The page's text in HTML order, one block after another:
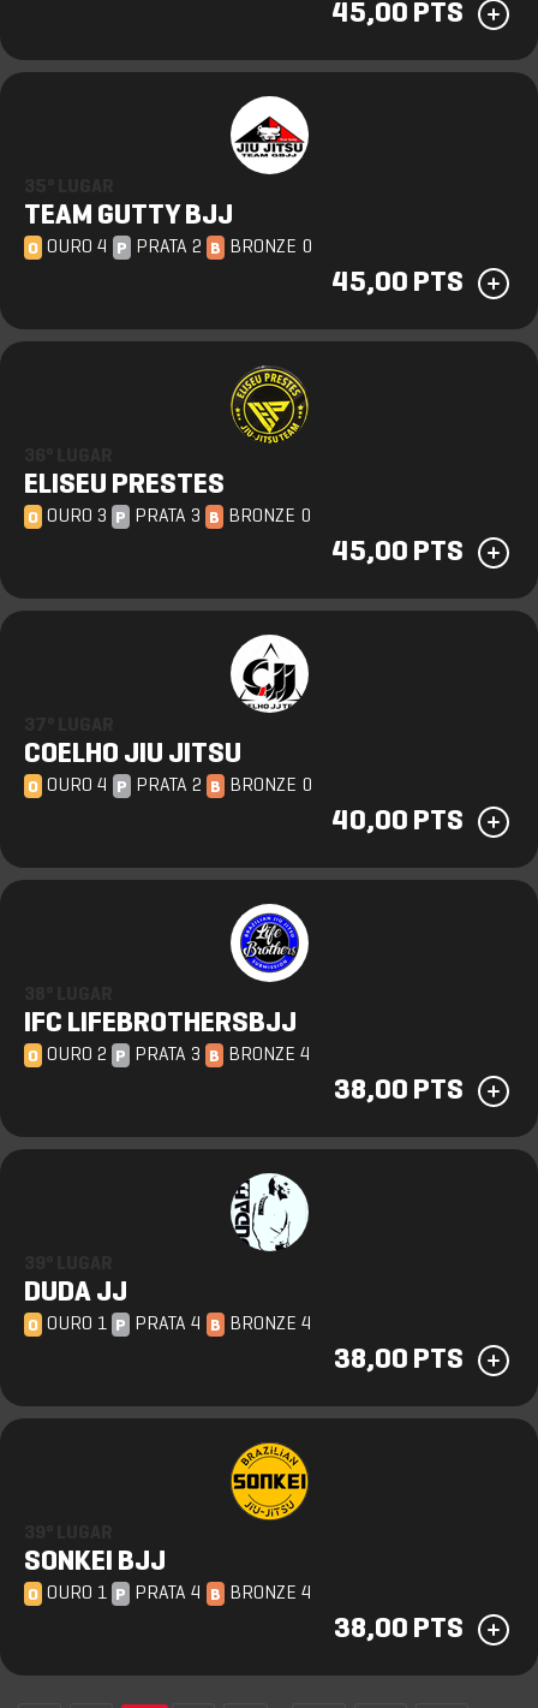
45,00 PTS
TEAM GUTTY BJJ
O OURO 4 P PRATA 2 B BRONZE 0
45,00 PTS
ELISEU PRESTES
O OURO 3 P PRATA 3 B BRONZE 0
45,00 PTS
COELHO JIU JITSU
O OURO 4 P PRATA 2 B BRONZE 0
40,00 PTS
IFC LIFEBROTHERSBJJ
O OURO 2 P PRATA 3 B BRONZE 4
38,00 PTS
DUDA JJ
O OURO 1 P PRATA 4 B BRONZE 4
38,00 PTS
SONKEI BJJ
O OURO 1 P PRATA 4 B BRONZE 4
38,00 PTS